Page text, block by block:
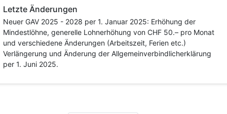
Letzte Änderungen
Neuer GAV 2025 - 2028 per 1. Januar 2025: Erhöhung der
Mindestlöhne, generelle Lohnerhöhung von CHF 50.– pro Monat
und verschiedene Änderungen (Arbeitszeit, Ferien etc.)
Verlängerung und Änderung der Allgemeinverbindlicherklärung
per 1. Juni 2025.